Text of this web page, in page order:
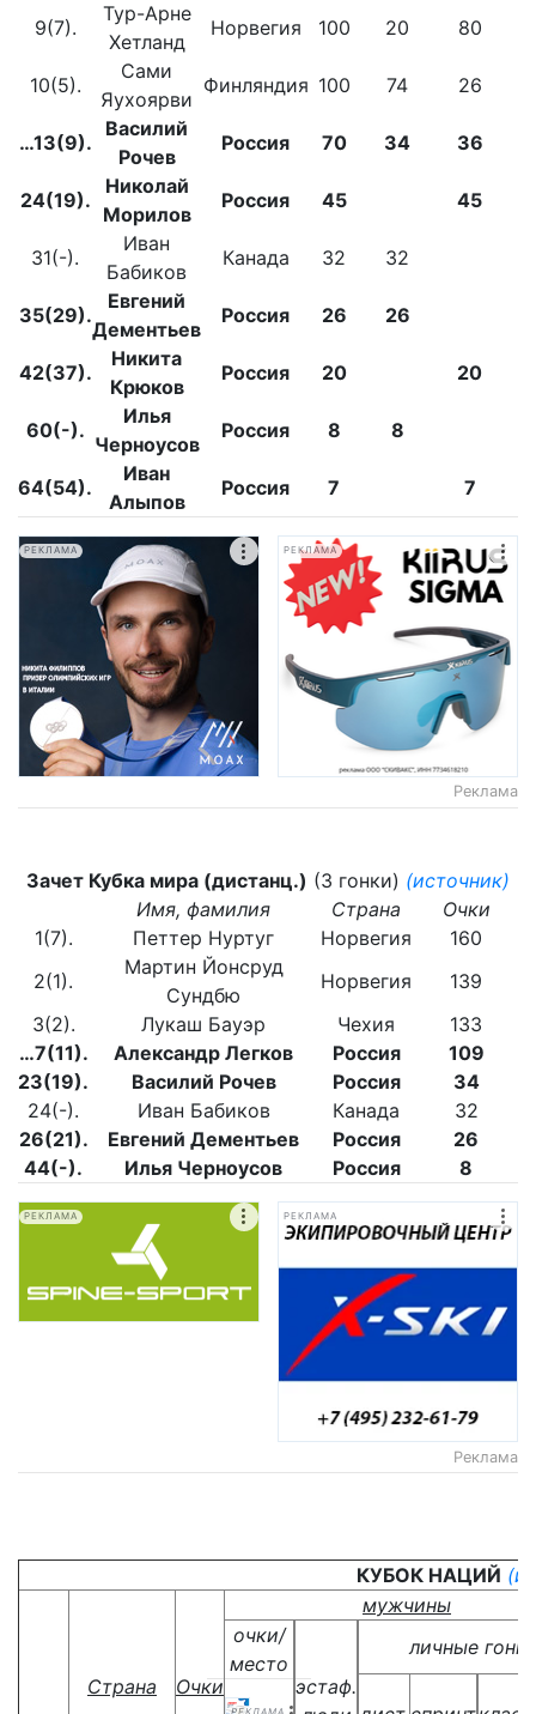
9(7).
Тур-Арне
Хетланд
Норвегия 100 20 80
10(5).
Сами
Яухоярви
Финляндия 100 74 26
…13(9).
Василий
Рочев
Россия 70 34 36
24(19).
Николай
Морилов
Россия 45 45
31(-).
Иван
Бабиков
Канада 32 32
35(29).
Евгений
Дементьев
Россия 26 26
42(37).
Никита
Крюков
Россия 20 20
60(-).
Илья
Черноусов
Россия 8 8
64(54).
Иван
Алыпов
Россия 7 7
РЕКЛАМА РЕКЛАМА
Реклама
Зачет Кубка мира (дистанц.) (3 гонки) (источник)
Имя, фамилия
Страна
Очки
1(7).
Петтер Нуртуг Норвегия
160
2(1).
Мартин Йонсруд
Сундбю
Норвегия
139
3(2).
Лукаш Бауэр Чехия
133
…7(11).
Александр Легков Россия
109
23(19).
Василий Рочев Россия
34
24(-).
Иван Бабиков Канада
32
26(21).
Евгений Дементьев Россия
26
44(-).
Илья Черноусов Россия 8
РЕКЛАМА РЕКЛАМА
Реклама
КУБОК НАЦИЙ
Страна Очки
мужчины
очки/
место
эстаф.
личные